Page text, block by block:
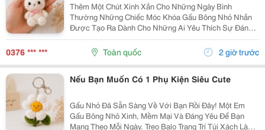
Thêm Một Chút Xinh Xắn Cho Những Ngày Bình
Thường Những Chiếc Móc Khóa Gấu Bông Nhỏ Nhắn
Được Tạo Ra Dành Cho Những Ai Yêu Thích Sự Đáng
Yêu Và Những Món Đồ Có Dấu Ấn Riêng. Từ Chiếc Balo
Đi Học, Túi Xách Đi Chơi Đến Chùm Chìa Khóa Quen
Thuộc,...
0376 *** *** Toàn quốc 2 giờ trước
Nếu Bạn Muốn Có 1 Phụ Kiện Siêu Cute
Gấu Nhỏ Đã Sẵn Sàng Về Với Bạn Rồi Đây! Một Em
Gấu Bông Nhỏ Xinh, Mềm Mại Và Đáng Yêu Để Bạn
Mang Theo Mỗi Ngày. Treo Balo Trang Trí Túi Xách Làm